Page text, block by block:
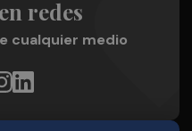
redes
cualquier medio